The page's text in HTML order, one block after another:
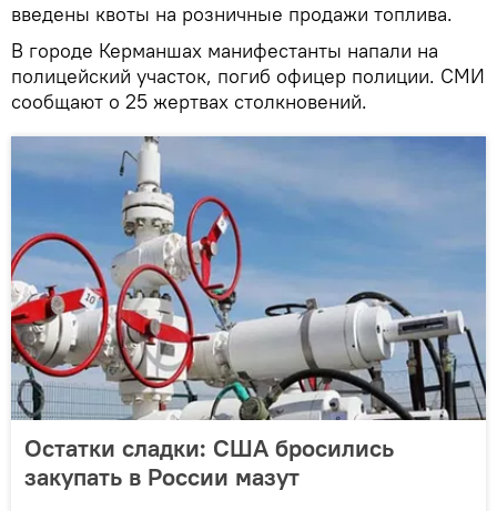
введены квоты на розничные продажи топлива.
В городе Керманшах манифестанты напали на
полицейский участок, погиб офицер полиции. СМИ
сообщают о 25 жертвах столкновений.
Остатки сладки: США бросились
закупать в России мазут